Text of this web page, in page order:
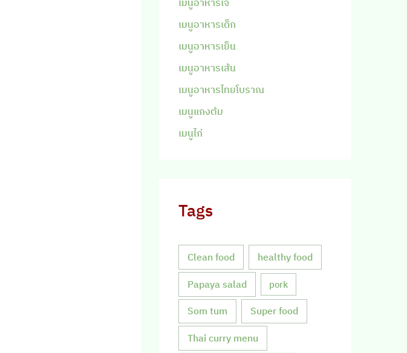
เมนูอาหารเจ
เมนูอาหารเด็ก
เมนูอาหารเย็น
เมนูอาหารเส้น
เมนูอาหารไทยโบราณ
เมนูแกงต้ม
เมนูไก่
Tags
Clean food healthy food
Papaya salad pork
Som tum Super food
Thai curry menu